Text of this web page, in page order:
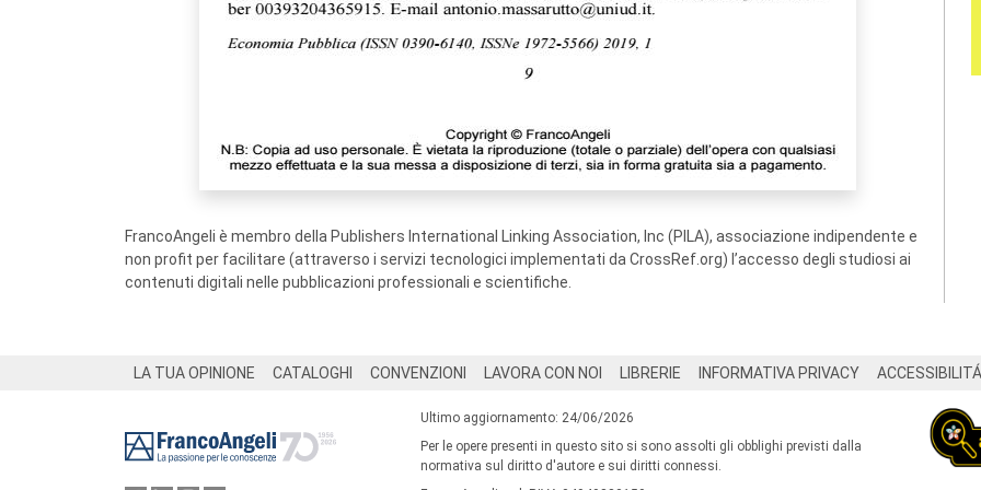
FrancoAngeli è membro della Publishers International Linking Association, Inc (PILA), associazione indipendente e
non profit per facilitare (attraverso i servizi tecnologici implementati da CrossRef.org) l’accesso degli studiosi ai
contenuti digitali nelle pubblicazioni professionali e scientifiche.
LA TUA OPINIONE CATALOGHI CONVENZIONI LAVORA CON NOI LIBRERIE INFORMATIVA PRIVACY ACCESSIBILITÁ
Ultimo aggiornamento: 24/06/2026
Per le opere presenti in questo sito si sono assolti gli obblighi previsti dalla
normativa sul diritto d'autore e sui diritti connessi.